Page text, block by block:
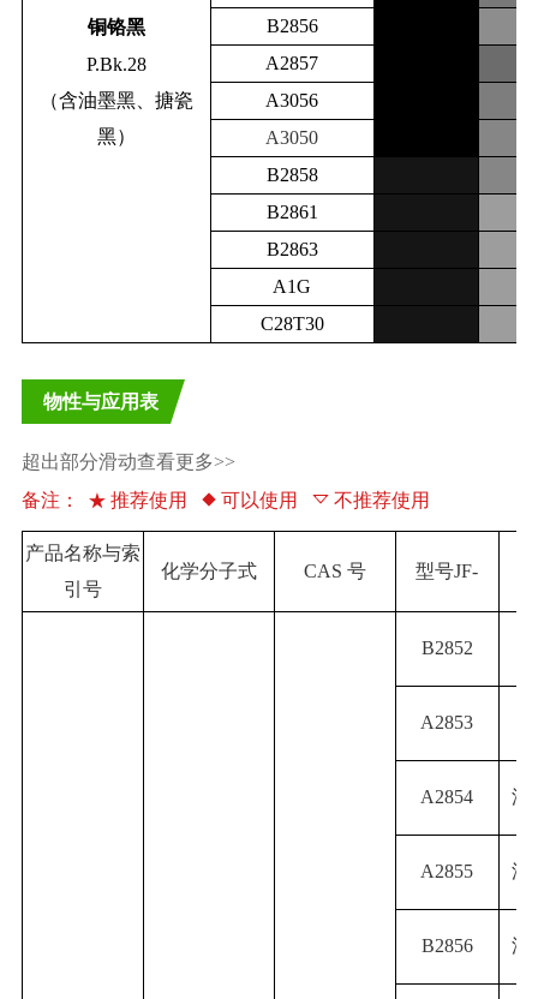
铜铬黑
P.Bk.28
（含油墨黑、搪瓷
黑）
B2856
A2857
A3056
A3050
B2858
B2861
B2863
A1G
C28T30
物性与应用表
超出部分滑动查看更多>>
备注：
推荐使用 可以使用 不推荐使用
产品名称与索
引号
化学分子式 CAS 号 型号JF-
B2852
A2853
A2854 深
A2855 深
B2856 深